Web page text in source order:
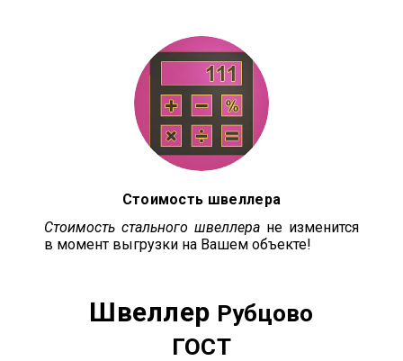
Стоимость швеллера
Стоимость стального швеллера не изменится
в момент выгрузки на Вашем объекте!
Швеллер Рубцово
ГОСТ